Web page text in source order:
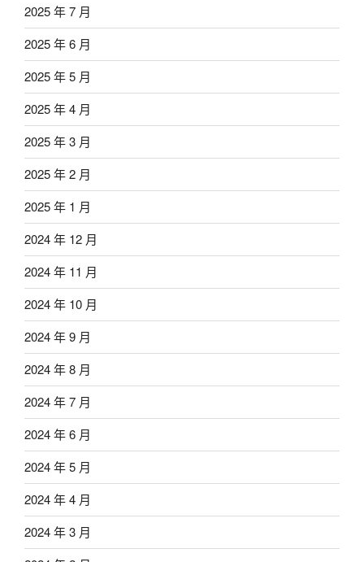
2025 年 7 月
2025 年 6 月
2025 年 5 月
2025 年 4 月
2025 年 3 月
2025 年 2 月
2025 年 1 月
2024 年 12 月
2024 年 11 月
2024 年 10 月
2024 年 9 月
2024 年 8 月
2024 年 7 月
2024 年 6 月
2024 年 5 月
2024 年 4 月
2024 年 3 月